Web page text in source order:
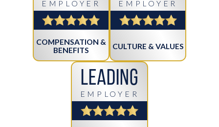
EMPLOYER
COMPENSATION &
BENEFITS
EMPLOYER
CULTURE & VALUES
Leading
EMPLOYER